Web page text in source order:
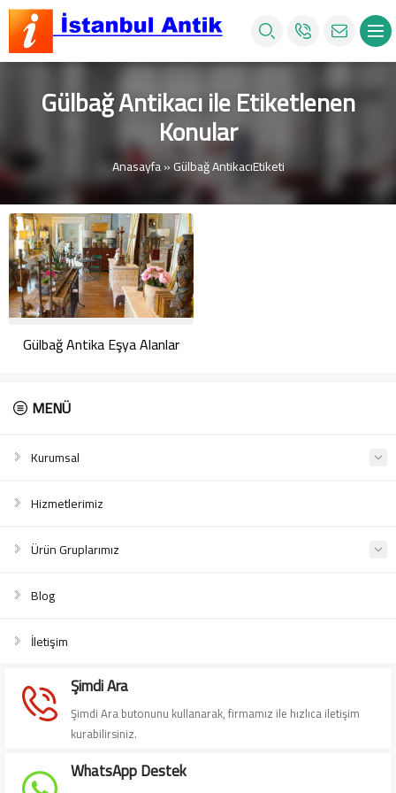
Gülbağ Antikacı ile Etiketlenen
Konular
Anasayfa»Gülbağ AntikacıEtiketi
Gülbağ Antika Eşya Alanlar
MENÜ
Kurumsal
Hizmetlerimiz
Ürün Gruplarımız
Blog
İletişim
Şimdi Ara
Şimdi Ara butonunu kullanarak, firmamız ile hızlıca iletişim
kurabilirsiniz.
WhatsApp Destek
Cevap Yaz